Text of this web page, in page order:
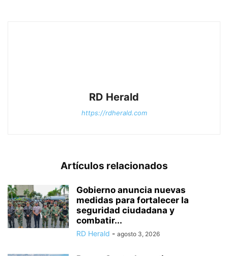
RD Herald
https://rdherald.com
Artículos relacionados
Gobierno anuncia nuevas
medidas para fortalecer la
seguridad ciudadana y
combatir...
RD Herald - agosto 3, 2026